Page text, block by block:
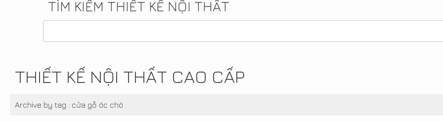
TÌM KIẾM THIẾT KẾ NỘI THẤT
THIẾT KẾ NỘI THẤT CAO CẤP
Archive by tag : cửa gỗ óc chó